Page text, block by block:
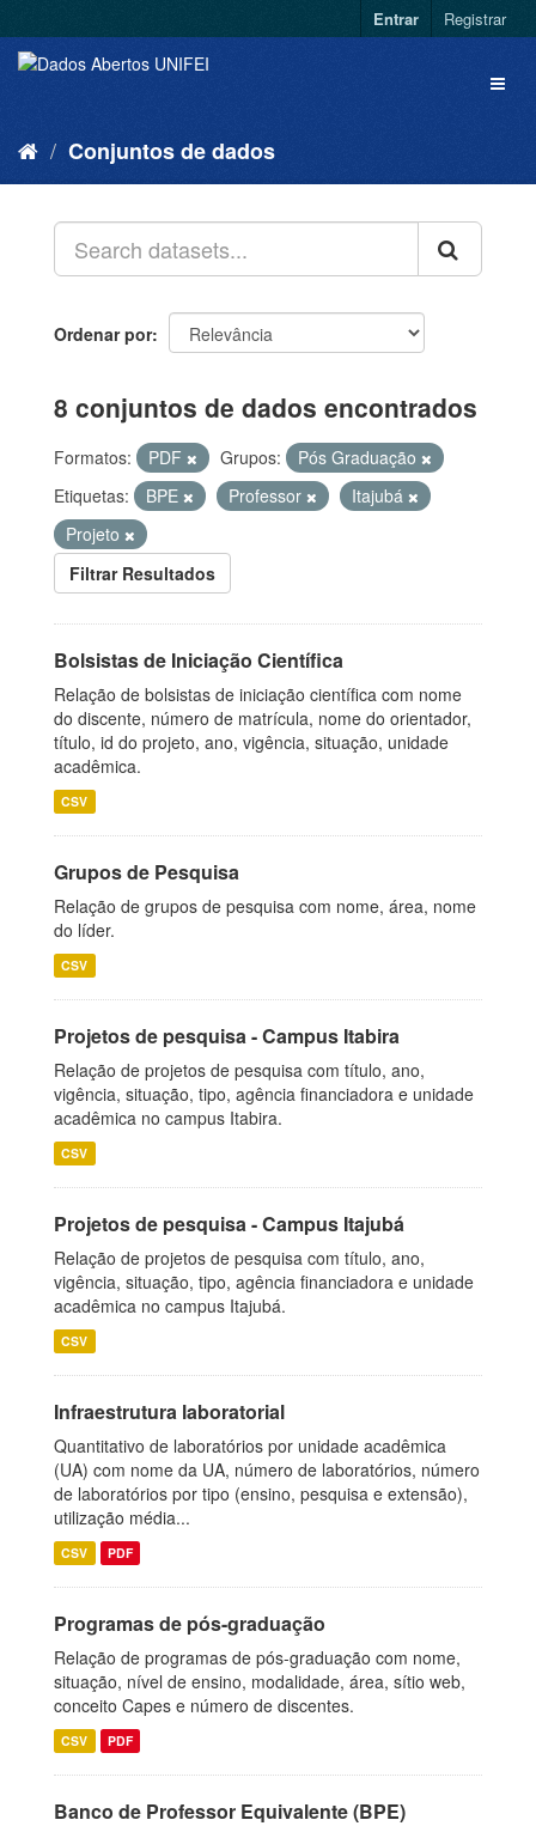
Entrar Registrar
Conjuntos de dados
Ordenar por
8 conjuntos de dados encontrados
Formatos: PDF Grupos:
Pós Graduação
Etiquetas:
BPE Professor
Itajubá
Projeto
Filtrar Resultados
Bolsistas de Iniciação Científica
Relação de bolsistas de iniciação científica com nome
do discente, número de matrícula, nome do orientador,
título, id do projeto, ano, vigência, situação, unidade
acadêmica.
CSV
Grupos de Pesquisa
Relação de grupos de pesquisa com nome, área, nome
do líder.
CSV
Projetos de pesquisa - Campus Itabira
Relação de projetos de pesquisa com título, ano,
vigência, situação, tipo, agência financiadora e unidade
acadêmica no campus Itabira.
CSV
Projetos de pesquisa - Campus Itajubá
Relação de projetos de pesquisa com título, ano,
vigência, situação, tipo, agência financiadora e unidade
acadêmica no campus Itajubá.
CSV
Infraestrutura laboratorial
Quantitativo de laboratórios por unidade acadêmica
(UA) com nome da UA, número de laboratórios, número
de laboratórios por tipo (ensino, pesquisa e extensão),
utilização média...
CSV PDF
Programas de pós-graduação
Relação de programas de pós-graduação com nome,
situação, nível de ensino, modalidade, área, sítio web,
conceito Capes e número de discentes.
CSV PDF
Banco de Professor Equivalente (BPE)